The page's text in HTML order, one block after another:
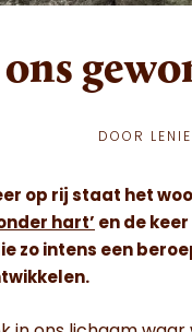
DOOR
op rij staat het
hart’ en de
zo intens een